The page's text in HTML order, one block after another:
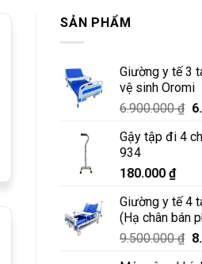
SẢN PHẨM
Giường y tế 3
vệ sinh Oromi
6.900.000₫
là:
Gậy tập đi 4
934
180.000 ₫
Giường y tế 4
(Hạ chân bán
9.500.000₫